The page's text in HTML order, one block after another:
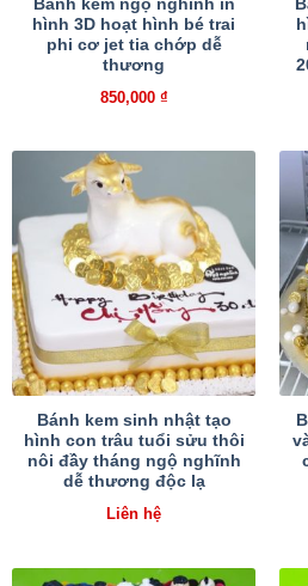
Bánh kem ngộ nghĩnh in
hình 3D hoạt hình bé trai
phi cơ jet tia chớp dễ
thương
850,000 ₫
Bánh kem sinh nhật tạo
hình con trâu tuổi sửu thôi
nôi đầy tháng ngộ nghĩnh
dễ thương độc lạ
Liên hệ